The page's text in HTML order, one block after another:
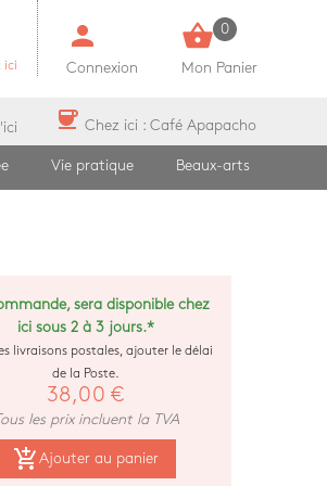
ici
person
Connexion
shopping_basket 0
Mon Panier
coffee Chez ici : Café Apapacho
Vie pratique Beaux-arts
sera disponible chez
ici sous 2 à 3 jours.*
livraisons postales, ajouter le délai
de la Poste.
38,00 €
les prix incluent la TVA
add_shopping_cart Ajouter au panier